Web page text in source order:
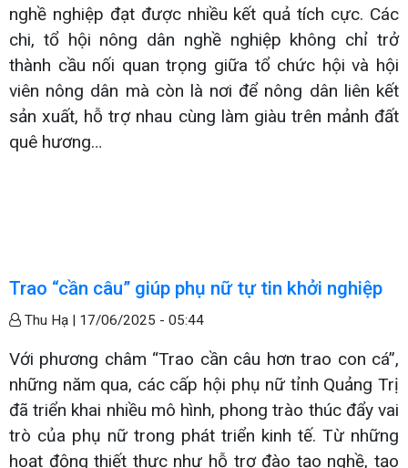
nghề nghiệp đạt được nhiều kết quả tích cực. Các
chi, tổ hội nông dân nghề nghiệp không chỉ trở
thành cầu nối quan trọng giữa tổ chức hội và hội
viên nông dân mà còn là nơi để nông dân liên kết
sản xuất, hỗ trợ nhau cùng làm giàu trên mảnh đất
quê hương…
Trao “cần câu” giúp phụ nữ tự tin khởi nghiệp
Thu Hạ | 17/06/2025 - 05:44
Với phương châm “Trao cần câu hơn trao con cá”,
những năm qua, các cấp hội phụ nữ tỉnh Quảng Trị
đã triển khai nhiều mô hình, phong trào thúc đẩy vai
trò của phụ nữ trong phát triển kinh tế. Từ những
hoạt động thiết thực như hỗ trợ đào tạo nghề, tạo